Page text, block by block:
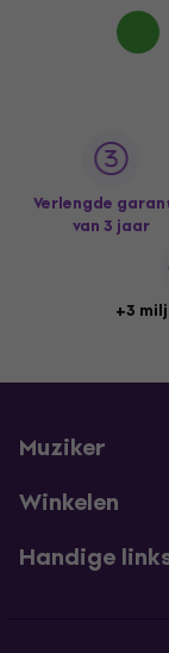
Verlengde
van 3 jaar
+3
Muziker
Winkelen
Handige